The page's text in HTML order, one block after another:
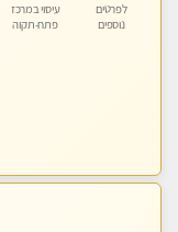
לפרטים
נוספים
עיסוי במרכז
פתח-תקוה